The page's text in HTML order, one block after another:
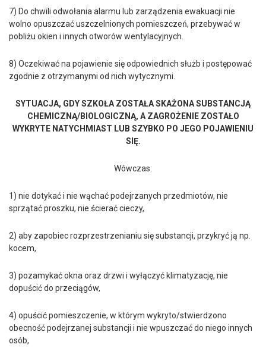
7) Do chwili odwołania alarmu lub zarządzenia ewakuacji nie
wolno opuszczać uszczelnionych pomieszczeń, przebywać w
pobliżu okien i innych otworów wentylacyjnych.
8) Oczekiwać na pojawienie się odpowiednich służb i postępować
zgodnie z otrzymanymi od nich wytycznymi.
SYTUACJA, GDY SZKOŁA ZOSTAŁA SKAŻONA SUBSTANCJĄ
CHEMICZNĄ/BIOLOGICZNĄ, A ZAGROŻENIE ZOSTAŁO
WYKRYTE NATYCHMIAST LUB SZYBKO PO JEGO POJAWIENIU
SIĘ.
Wówczas:
1) nie dotykać i nie wąchać podejrzanych przedmiotów, nie
sprzątać proszku, nie ścierać cieczy,
2) aby zapobiec rozprzestrzenianiu się substancji, przykryć ją np.
kocem,
3) pozamykać okna oraz drzwi i wyłączyć klimatyzację, nie
dopuścić do przeciągów,
4) opuścić pomieszczenie, w którym wykryto/stwierdzono
obecność podejrzanej substancji i nie wpuszczać do niego innych
osób,